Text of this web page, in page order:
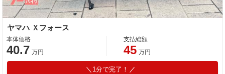
ヤマハ Ｘフォース
本体価格
40.7 万円
支払総額
45 万円
1分で完了！